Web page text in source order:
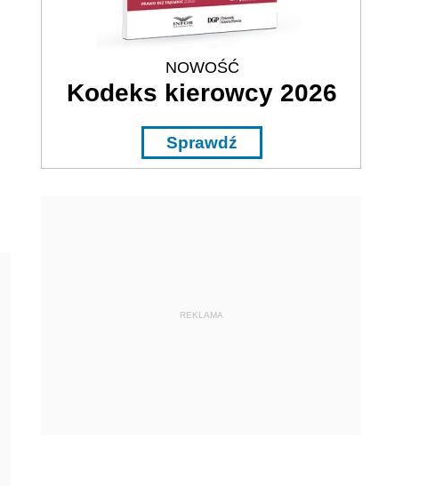
NOWOŚĆ
Kodeks kierowcy 2026
Sprawdź
REKLAMA